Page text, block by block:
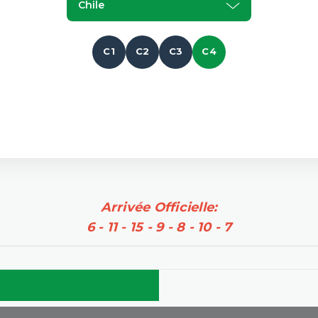
Chile
C1 C2 C3 C4
Arrivée Officielle:
6 - 11 - 15 - 9 - 8 - 10 - 7